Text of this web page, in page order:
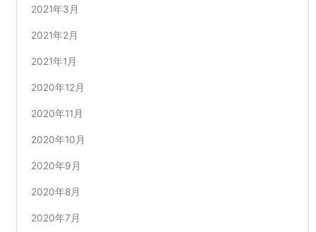
2021年3月
2021年2月
2021年1月
2020年12月
2020年11月
2020年10月
2020年9月
2020年8月
2020年7月